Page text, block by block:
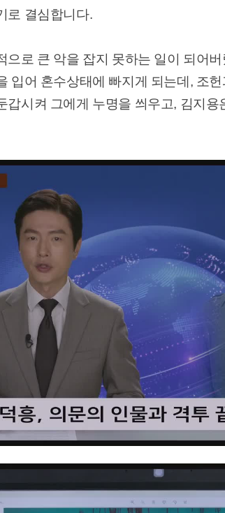
로 결심합니다.
으로 큰 악을 잡지 못하는 일이 되어
입어 혼수상태에 빠지게 되는데, 조
갑시켜 그에게 누명을 씌우고, 김지용